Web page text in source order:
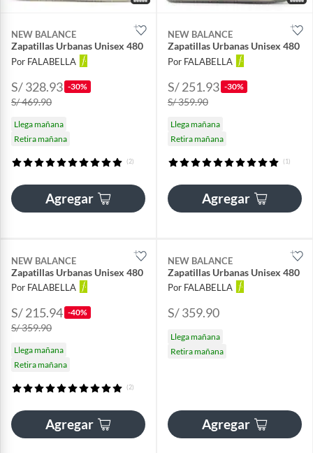
NEW BALANCE
Zapatillas Urbanas Unisex 480
Por FALABELLA
S/ 328.93 -30%
S/ 469.90
Llega mañana
Retira mañana
(2)
Agregar
NEW BALANCE
Zapatillas Urbanas Unisex 480
Por FALABELLA
S/ 251.93 -30%
S/ 359.90
Llega mañana
Retira mañana
(1)
Agregar
NEW BALANCE
Zapatillas Urbanas Unisex 480
Por FALABELLA
S/ 215.94 -40%
S/ 359.90
Llega mañana
Retira mañana
(2)
Agregar
NEW BALANCE
Zapatillas Urbanas Unisex 480
Por FALABELLA
S/ 359.90
Llega mañana
Retira mañana
Agregar